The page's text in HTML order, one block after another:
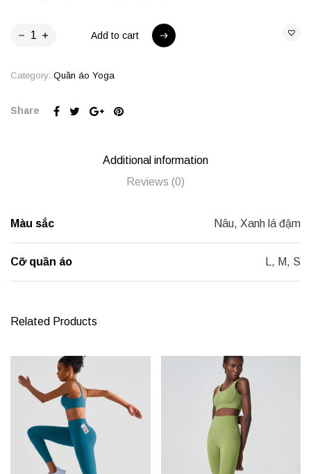
Add to cart
Category: Quần áo Yoga
Share
Additional information
Reviews (0)
Màu sắc Nâu, Xanh lá đậm
Cỡ quần áo L, M, S
Related Products